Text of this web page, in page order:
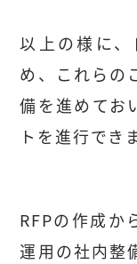
以上の様に
め、これらの
備を進めてお
トを進行でき
RFPの作成か
運用の社内整